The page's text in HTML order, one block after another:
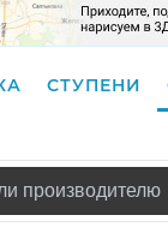
СТУПЕНИ